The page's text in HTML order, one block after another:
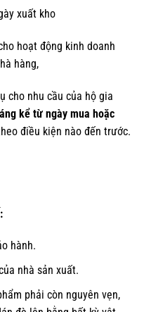
xuất kho
hoạt động kinh doanh
hàng,
cho nhu cầu của hộ gia
kể từ ngày mua hoặc
điều kiện nào đến trước.
hành.
nhà sản xuất.
phải còn nguyên vẹn,